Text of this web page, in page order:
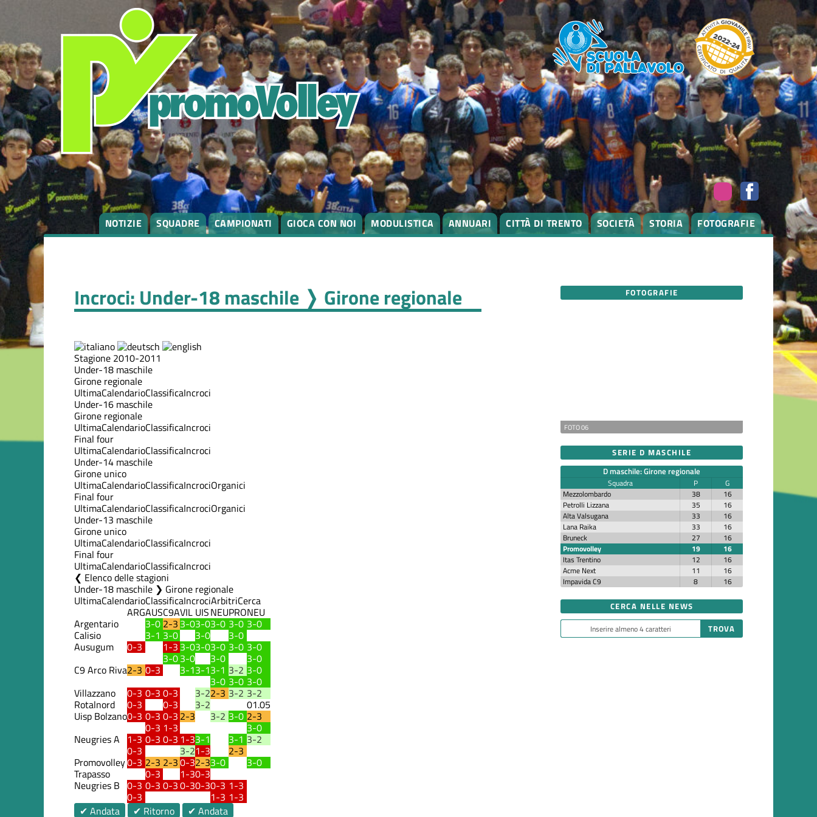
NOTIZIE SQUADRE CAMPIONATI GIOCA CON NOI MODULISTICA ANNUARI CITTÀ DI TRENTO SOCIETÀ STORIA FOTOGRAFIE
Incroci: Under-18 maschile ❭ Girone regionale
Stagione 2010-2011
Under-18 maschile
Girone regionale
UltimaCalendarioClassificaIncroci
Under-16 maschile
Girone regionale
UltimaCalendarioClassificaIncroci
Final four
UltimaCalendarioClassificaIncroci
Under-14 maschile
Girone unico
UltimaCalendarioClassificaIncrociOrganici
Final four
UltimaCalendarioClassificaIncrociOrganici
Under-13 maschile
Girone unico
UltimaCalendarioClassificaIncroci
Final four
UltimaCalendarioClassificaIncroci
Elenco delle stagioni
Under-18 maschile ❯ Girone regionale
UltimaCalendarioClassificaIncrociArbitriCerca
ARGAUSC9AVIL UISNEUPRONEU
Argentario
Calisio
3-0
3-1
2-3
3-0
3-03-0
3-0
3-0 3-0
3-0
3-0
Ausugum
0-3 1-3
3-0
3-0
3-0
3-03-0
3-0
3-0 3-0
3-0
C9 Arco Riva2-3 0-3 3-13-13-1
3-0
3-2
3-0
3-0
3-0
Villazzano
Rotalnord
0-3
0-3
0-3 0-3
0-3
3-2
3-2
2-3 3-2 3-2
01.05
Uisp Bolzano0-3 0-3
0-3
0-3
1-3
2-3 3-2 3-0 2-3
3-0
Neugries A 1-3
0-3
0-3 0-3 1-3
3-2
3-1
1-3
3-1
2-3
3-2
Promovolley
Trapasso
0-3 2-3
0-3
2-30-3
1-3
2-3
0-3
3-0
3-0
Neugries B 0-3
0-3
0-3 0-30-30-30-3
1-3
1-3
1-3
✔ Andata
✔ Ritorno ✔ Andata
FOTOGRAFIE
FOTO 06
SERIE D MASCHILE
D maschile: Girone regionale
Squadra P
G
Mezzolombardo
38
16
Petrolli Lizzana
35
16
Alta Valsugana
33
16
Lana Raika
33
16
Bruneck
27
16
Promovolley
19
16
Itas Trentino
12
16
Acme Next
11
16
Impavida C9
8 16
CERCA NELLE NEWS